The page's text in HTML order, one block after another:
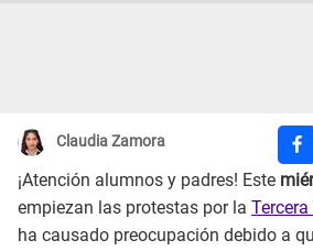
Claudia Zamora
¡Atención alumnos y padres! Este
empiezan las protestas por la
ha causado preocupación debido a